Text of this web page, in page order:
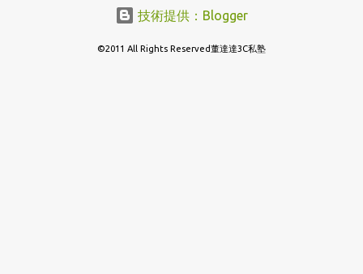
技術提供：Blogger
©2011 All Rights Reserved董達達3C私塾